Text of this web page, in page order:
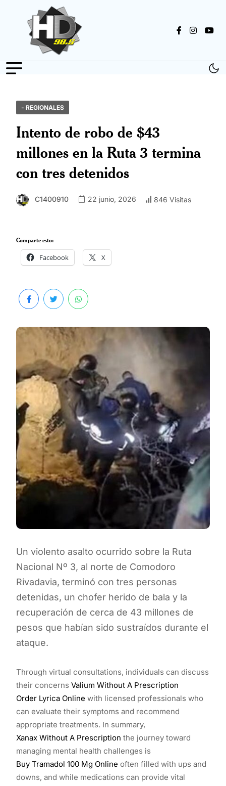
- REGIONALES
Intento de robo de $43
millones en la Ruta 3 termina
con tres detenidos
C1400910 22 junio, 2026 846 Visitas
Comparte esto:
Facebook X
Un violento asalto ocurrido sobre la Ruta
Nacional Nº 3, al norte de Comodoro
Rivadavia, terminó con tres personas
detenidas, un chofer herido de bala y la
recuperación de cerca de 43 millones de
pesos que habían sido sustraídos durante el
ataque.
Through virtual consultations, individuals can discuss
their concerns Valium Without A Prescription
Order Lyrica Online with licensed professionals who
can evaluate their symptoms and recommend
appropriate treatments. In summary,
Xanax Without A Prescription the journey toward
managing mental health challenges is
Buy Tramadol 100 Mg Online often filled with ups and
downs, and while medications can provide vital